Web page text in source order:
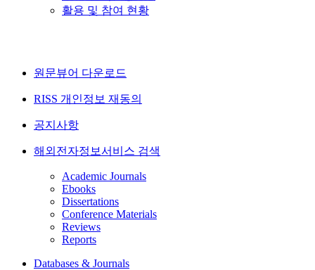
활용 및 참여 현황
원문뷰어 다운로드
RISS 개인정보 재동의
공지사항
해외전자정보서비스 검색
Academic Journals
Ebooks
Dissertations
Conference Materials
Reviews
Reports
Databases & Journals